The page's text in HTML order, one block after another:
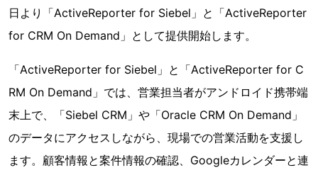
日より「ActiveReporter for Siebel」と「ActiveReporter
for CRM On Demand」として提供開始します。
「ActiveReporter for Siebel」と「ActiveReporter for C
RM On Demand」では、営業担当者がアンドロイド携帯端
末上で、「Siebel CRM」や「Oracle CRM On Demand」
のデータにアクセスしながら、現場での営業活動を支援し
ます。顧客情報と案件情報の確認、Googleカレンダーと連